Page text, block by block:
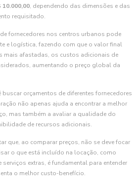
10.000,00, dependendo das dimensões e das
requisitado.
fornecedores nos centros urbanos pode
e logística, fazendo com que o valor final
mais afastadas, os custos adicionais de
aumentando o preço global da
orçamentos de diferentes fornecedores
não apenas ajuda a encontrar a melhor
mas também a avaliar a qualidade do
de recursos adicionais.
que, ao comparar preços, não se deve focar
o que está incluído na locação, como
extras, é fundamental para entender
o melhor custo-benefício.